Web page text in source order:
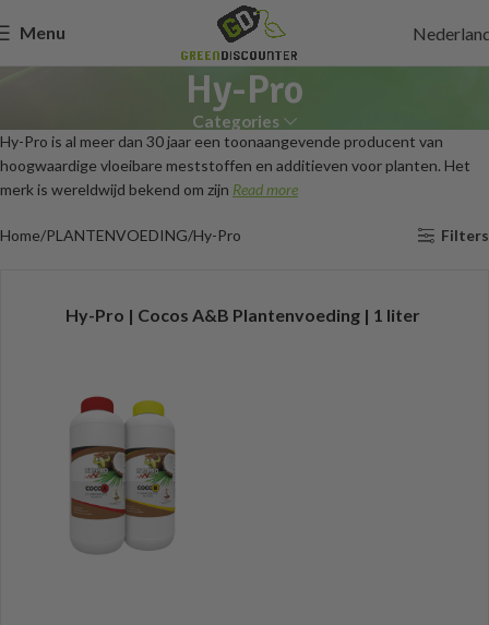
Menu
Hy-Pro
Categories
Hy-Pro is al meer dan 30 jaar een toonaangevende producent van
hoogwaardige vloeibare meststoffen en additieven voor planten. Het
merk is wereldwijd bekend om zijn Read more
Home PLANTENVOEDING Hy-Pro Filters
Hy-Pro | Cocos A&B Plantenvoeding | 1 liter